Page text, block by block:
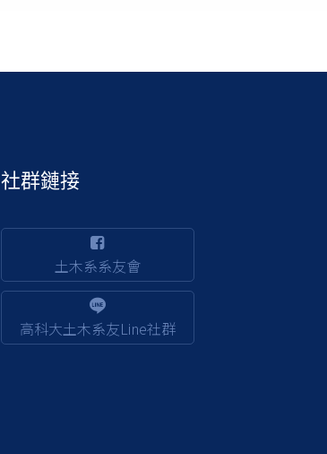
社群鏈接
土木系系友會
高科大土木系友Line社群